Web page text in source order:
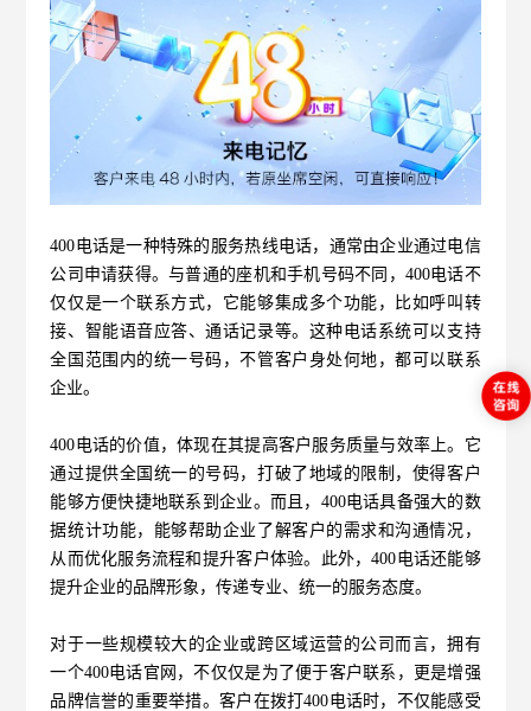
400电话是一种特殊的服务热线电话，通常由企业通过电信
公司申请获得。与普通的座机和手机号码不同，400电话不
仅仅是一个联系方式，它能够集成多个功能，比如呼叫转
接、智能语音应答、通话记录等。这种电话系统可以支持
全国范围内的统一号码，不管客户身处何地，都可以联系
企业。
400电话的价值，体现在其提高客户服务质量与效率上。它
通过提供全国统一的号码，打破了地域的限制，使得客户
能够方便快捷地联系到企业。而且， 400电话具备强大的数
据统计功能，能够帮助企业了解客户的需求和沟通情况，
从而优化服务流程和提升客户体验。此外，400电话还能够
提升企业的品牌形象，传递专业、统一的服务态度。
对于一些规模较大的企业或跨区域运营的公司而言，拥有
一个400电话官网，不仅仅是为了便于客户联系，更是增强
品牌信誉的重要举措。客户在拨打400电话时，不仅能感受